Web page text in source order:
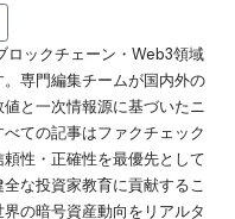
ックチェーン・Web3領域
専門編集チームが国内外の
と一次情報源に基づいたニ
ての記事はファクチェック
性・正確性を最優先として
な投資家教育に貢献するこ
の暗号資産動向をリアルタ